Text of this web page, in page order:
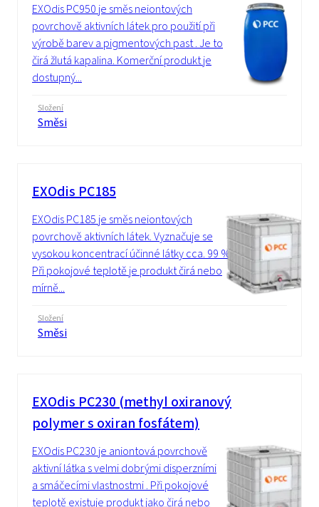
EXOdis PC950 je směs neiontových
povrchově aktivních látek pro použití při
výrobě barev a pigmentových past . Je to
čirá žlutá kapalina. Komerční produkt je
dostupný...
Složení
Směsi
EXOdis PC185
EXOdis PC185 je směs neiontových
povrchově aktivních látek. Vyznačuje se
vysokou koncentrací účinné látky cca. 99 % .
Při pokojové teplotě je produkt čirá nebo
mírně...
Složení
Směsi
EXOdis PC230 (methyl oxiranový
polymer s oxiran fosfátem)
EXOdis PC230 je aniontová povrchově
aktivní látka s velmi dobrými disperzními
a smáčecími vlastnostmi . Při pokojové
teplotě existuje produkt jako čirá nebo